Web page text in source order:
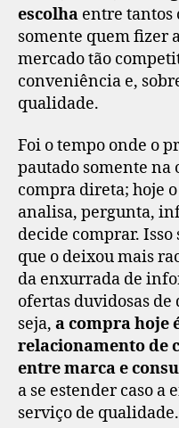
escolha entre tantos
somente quem fizer
mercado tão
conveniência e,
qualidade.
Foi o tempo onde o
pautado somente na
compra direta; hoje
analisa, pergunta,
decide comprar. Isso
que o deixou mais
da enxurrada de
ofertas duvidosas
seja, a compra hoje
relacionamento de
entre marca e
a se estender caso a
serviço de